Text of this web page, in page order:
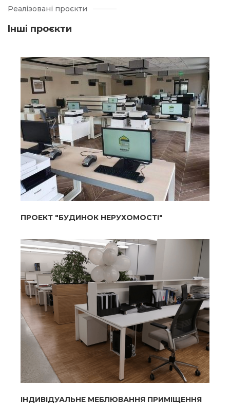
Реалізовані проєкти
Iнші проєкти
ПРОЕКТ "БУДИНОК НЕРУХОМОСТІ"
ІНДИВІДУАЛЬНЕ МЕБЛЮВАННЯ ПРИМІЩЕННЯ